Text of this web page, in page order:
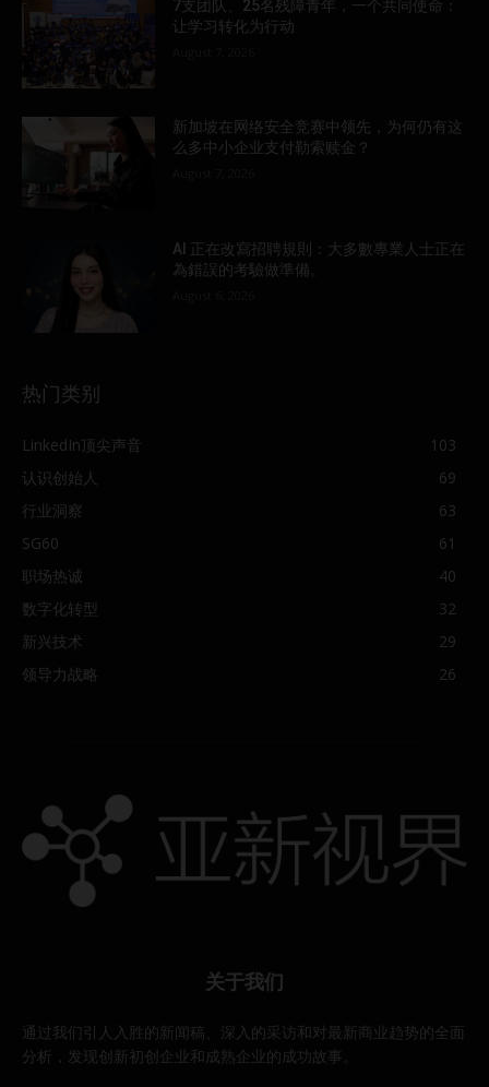
7支团队、25名残障青年，一个共同使命：
让学习转化为行动
新加坡在网络安全竞赛中领先，为何仍有这
么多中小企业支付勒索赎金？
AI 正在改寫招聘規則：大多數專業人士正在
為錯誤的考驗做準備。
热门类别
LinkedIn顶尖声音
103
认识创始人
69
行业洞察
63
SG60
61
职场热诚
40
数字化转型
32
新兴技术
29
领导力战略
26
关于我们
通过我们引人入胜的新闻稿、深入的采访和对最新商业趋势的全面
分析，发现创新初创企业和成熟企业的成功故事。